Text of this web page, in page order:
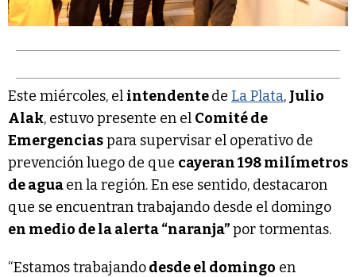
Este miércoles, el intendentede La Plata, Julio
Alak, estuvo presente en el Comité de
Emergenciaspara supervisar el operativo de
prevención luego de que cayeran 198 milímetros
de aguaen la región. En ese sentido, destacaron
que se encuentran trabajando desde el domingo
en medio de la alerta “naranja”por tormentas.
“Estamos trabajandodesde el domingo en